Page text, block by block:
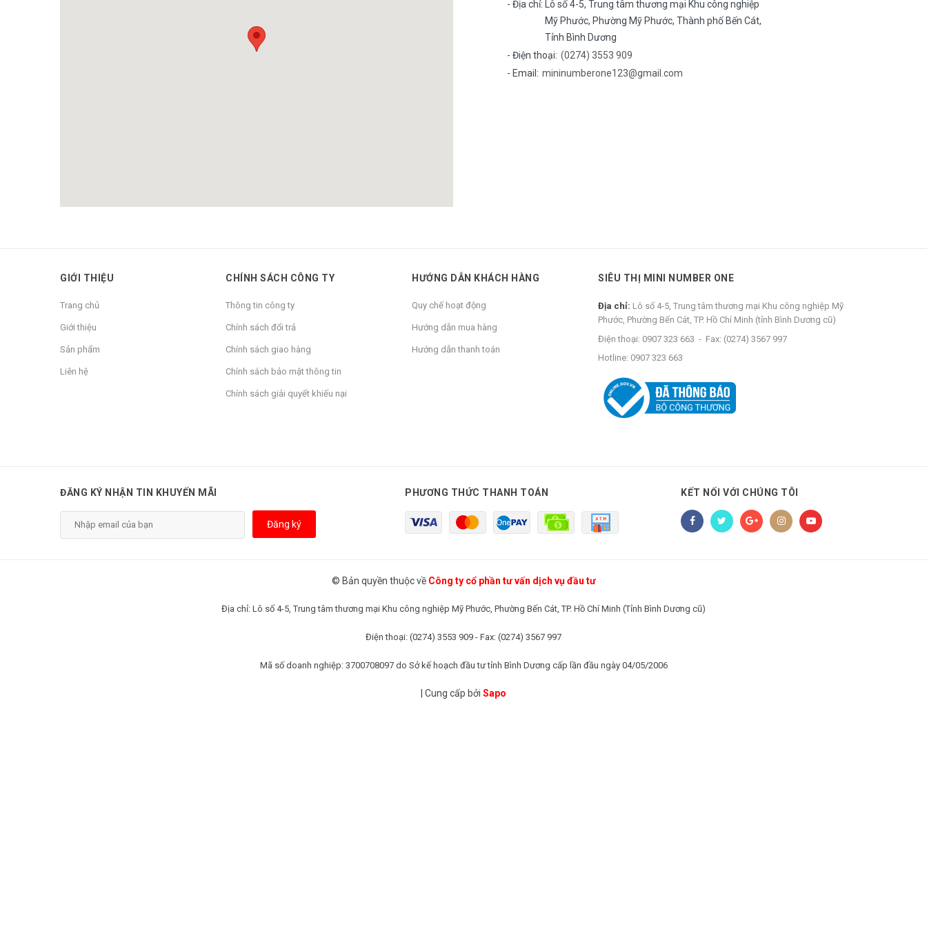
- Địa chỉ:
Lô số 4-5, Trung tâm thương mại Khu công nghiệp
Mỹ Phước, Phường Mỹ Phước, Thành phố Bến Cát,
Tỉnh Bình Dương
- Điện thoại: (0274) 3553 909
- Email: mininumberone123@gmail.com
GIỚI THIỆU
Trang chủ
Giới thiệu
Sản phẩm
Liên hệ
CHÍNH SÁCH CÔNG TY
Thông tin công ty
Chính sách đổi trả
Chính sách giao hàng
Chính sách bảo mật thông tin
Chính sách giải quyết khiếu nại
HƯỚNG DẪN KHÁCH HÀNG
Quy chế hoạt động
Hướng dẫn mua hàng
Hướng dẫn thanh toán
SIÊU THỊ MINI NUMBER ONE
Địa chỉ: Lô số 4-5, Trung tâm thương mại Khu công nghiệp Mỹ
Phước, Phường Bến Cát, TP. Hồ Chí Minh (tỉnh Bình Dương cũ)
Điện thoại: 0907 323 663 - Fax: (0274) 3567 997
Hotline: 0907 323 663
ĐĂNG KÝ NHẬN TIN KHUYẾN MÃI
Đăng ký
PHƯƠNG THỨC THANH TOÁN KẾT NỐI VỚI CHÚNG TÔI
© Bản quyền thuộc về Công ty cổ phần tư vấn dịch vụ đầu tư
Địa chỉ: Lô số 4-5, Trung tâm thương mại Khu công nghiệp Mỹ Phước, Phường Bến Cát, TP. Hồ Chí Minh (Tỉnh Bình Dương cũ)
Điện thoại: (0274) 3553 909 - Fax: (0274) 3567 997
Mã số doanh nghiệp: 3700708097 do Sở kế hoạch đầu tư tỉnh Bình Dương cấp lần đầu ngày 04/05/2006
Cung cấp bởi Sapo